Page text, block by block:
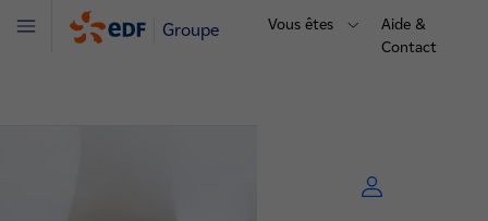
Groupe Vous êtes
Aide &
Contact
Menu